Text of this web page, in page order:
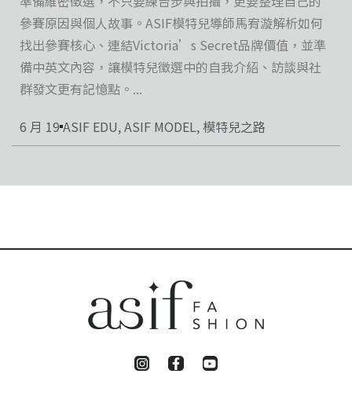
參賽原因與個人故事。ASIF模特兒導師馬宥漩解析如何
找出參賽核心、連結Victoria’s Secret品牌價值，並準
備中英文內容，讓模特兒徵選中的自我介紹、訪談與社
群發文更有記憶點。...
6 月 19 ASIF EDU,ASIF MODEL,模特兒之路